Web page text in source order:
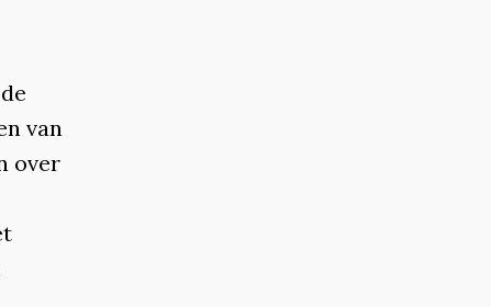
van
over